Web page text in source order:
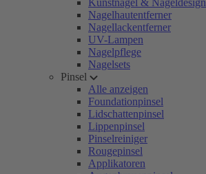
Kunstnägel & Nageldesign
Nagelhautentferner
Nagellackentferner
UV-Lampen
Nagelpflege
Nagelsets
Pinsel
Alle anzeigen
Foundationpinsel
Lidschattenpinsel
Lippenpinsel
Pinselreiniger
Rougepinsel
Applikatoren